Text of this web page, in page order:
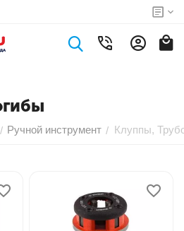
/ Ручной инструмент / Клуппы,